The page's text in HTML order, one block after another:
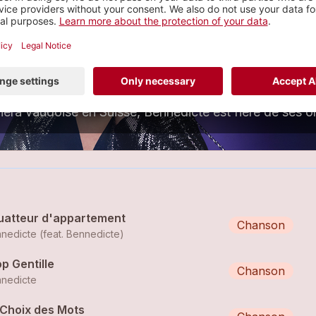
tracks
vaudoise en Suisse, Bennedicte est fière de ses
d'appartement
(feat. Bennedicte)
Chanson
Gentille
Chanson
des Mots